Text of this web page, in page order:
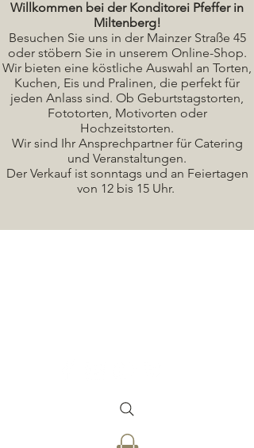
Willkommen bei der Konditorei Pfeffer in
Miltenberg!
Besuchen Sie uns in der Mainzer Straße 45
oder stöbern Sie in unserem Online-Shop.
Wir bieten eine köstliche Auswahl an Torten,
Kuchen, Eis und Pralinen, die perfekt für
jeden Anlass sind. Ob Geburtstagstorten,
Fototorten, Motivorten oder
Hochzeitstorten.
Wir sind Ihr Ansprechpartner für Catering
und Veranstaltungen.
Der Verkauf ist sonntags und an Feiertagen
von 12 bis 15 Uhr.